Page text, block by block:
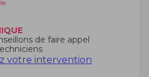
de faire appel
votre intervention